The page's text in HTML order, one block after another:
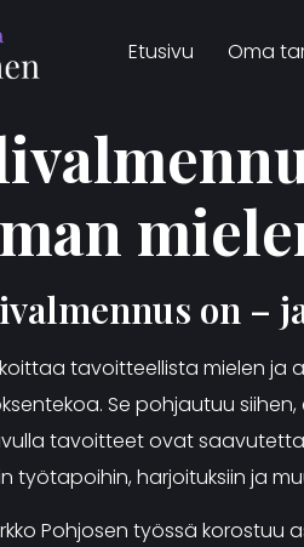
Etusivu Oma
on –
tavoitteellista mielen ja
Se pohjautuu
tavoitteet ovat
työtapoihin, harjoituksiin ja
Pohjosen työssä